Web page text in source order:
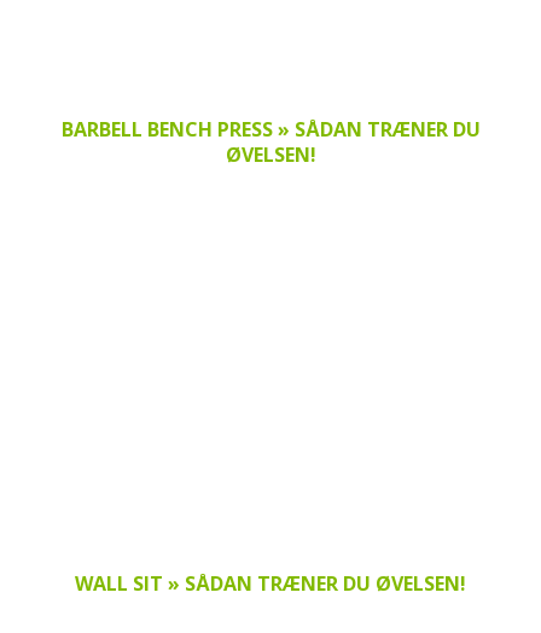
BARBELL BENCH PRESS » SÅDAN TRÆNER DU
ØVELSEN!
WALL SIT » SÅDAN TRÆNER DU ØVELSEN!